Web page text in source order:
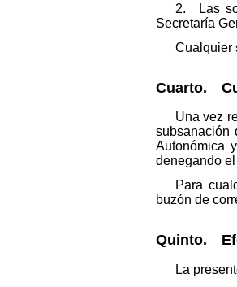
2. Las
Secretaría
Cualquier
Cuarto.
Una vez
subsanación
Autonómica
denegando
Para
buzón de
Quinto.
La